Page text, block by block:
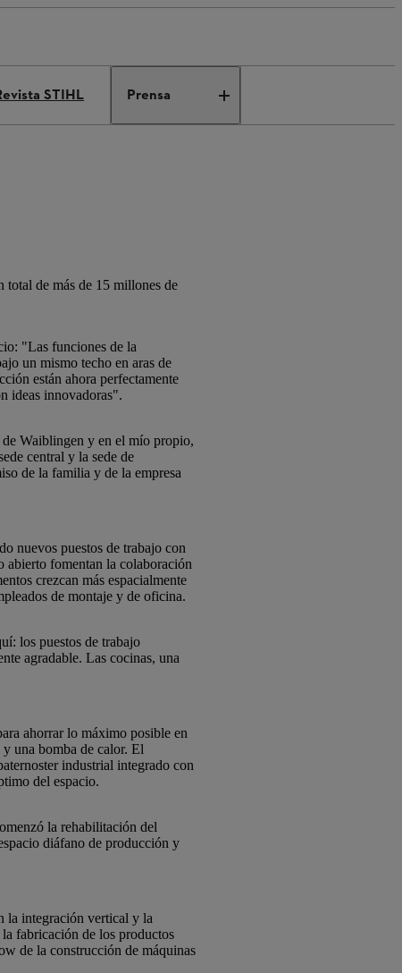
STIHL Prensa
de más de 15 millones de
"Las funciones de la
un mismo techo en aras de
están ahora perfectamente
ideas innovadoras".
Waiblingen y en el mío propio,
central y la sede de
de la familia y de la empresa
nuevos puestos de trabajo con
abierto fomentan la colaboración
crezcan más espacialmente
de montaje y de oficina.
los puestos de trabajo
agradable. Las cocinas, una
ahorrar lo máximo posible en
una bomba de calor. El
industrial integrado con
del espacio.
la rehabilitación del
diáfano de producción y
la integración vertical y la
fabricación de los productos
de la construcción de máquinas